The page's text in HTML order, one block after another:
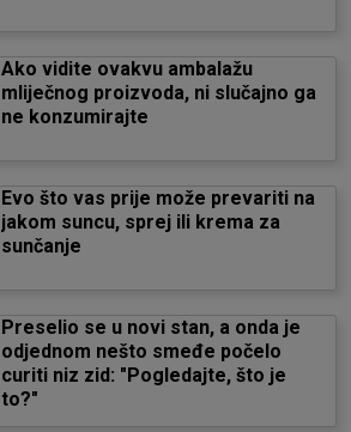
Ako vidite ovakvu ambalažu
mliječnog proizvoda, ni slučajno ga
ne konzumirajte
Evo što vas prije može prevariti na
jakom suncu, sprej ili krema za
sunčanje
Preselio se u novi stan, a onda je
odjednom nešto smeđe počelo
curiti niz zid: "Pogledajte, što je
to?"